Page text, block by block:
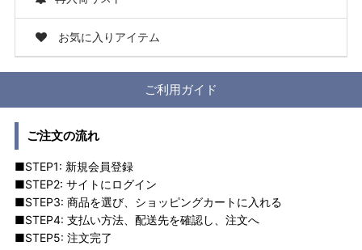
お気に入りアイテム
ご利用ガイド
ご注文の流れ
■STEP1: 新規会員登録
■STEP2: サイトにログイン
■STEP3: 商品を選び、ショッピングカートに入れる
■STEP4: 支払い方法、配送先を確認し、注文へ
■STEP5: 注文完了